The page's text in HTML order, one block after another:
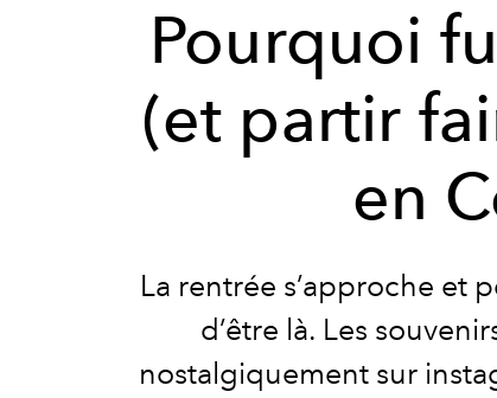
Pourquoi
(et partir
en
La rentrée s’approche et
d’être là. Les
nostalgiquement sur